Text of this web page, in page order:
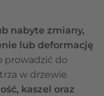
nabyte zmiany,
lub deformację
prowadzić do
w drzewie
kaszel oraz